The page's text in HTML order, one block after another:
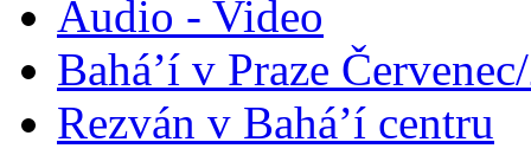
Audio - Video
Bahá’í v Praze
Rezván v Bahá’í centru